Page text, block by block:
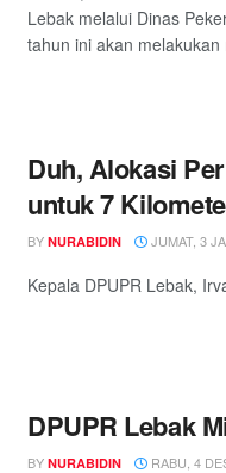
Lebak melalui Dinas
tahun ini akan melakukan
Duh, Alokasi
untuk 7
BY NURABIDIN JUMAT, 3
Kepala DPUPR Lebak,
DPUPR Lebak
BY NURABIDIN RABU, 4